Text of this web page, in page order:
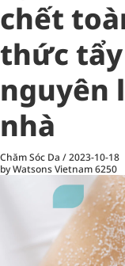
chết
thức
nguyên
nhà
Chăm Sóc Da /2023-10-18
by Watsons Vietnam6250